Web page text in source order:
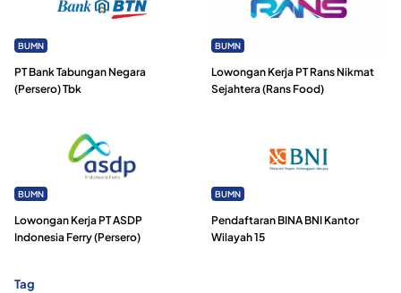
BUMN
PT Bank Tabungan Negara
(Persero) Tbk
BUMN
Lowongan Kerja PT Rans Nikmat
Sejahtera (Rans Food)
BUMN
Lowongan Kerja PT ASDP
Indonesia Ferry (Persero)
BUMN
Pendaftaran BINA BNI Kantor
Wilayah 15
Tag